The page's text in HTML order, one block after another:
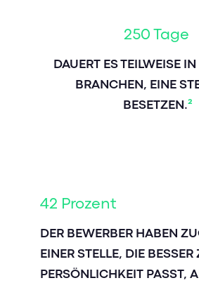
250 Tage
DAUERT ES TEILWEISE
BRANCHEN, EINE
BESETZEN.²
42 Prozent
DER BEWERBER HABEN
EINER STELLE, DIE BESSER
PERSÖNLICHKEIT PASST,